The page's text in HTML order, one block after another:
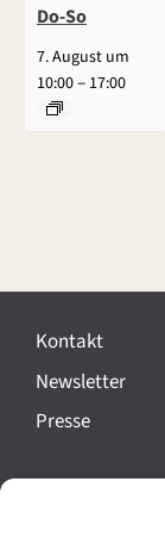
Do-So
7. August um
10:00– 17:00
e
a
n
t
Kontakt
Newsletter
Presse